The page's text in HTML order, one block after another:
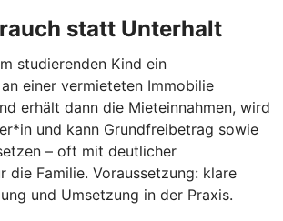
statt Unterhalt
studierenden Kind ein
einer vermieteten Immobilie
erhält dann die Mieteinnahmen, wird
und kann Grundfreibetrag sowie
– oft mit deutlicher
die Familie. Voraussetzung: klare
und Umsetzung in der Praxis.